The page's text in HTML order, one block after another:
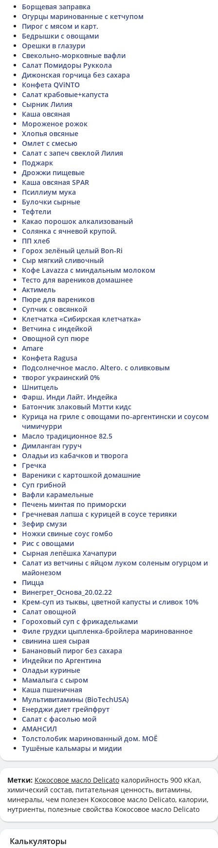
Борщевая заправка
Огурцы маринованные с кетчупом
Пирог с мясом и карт.
Бедрышки с овощами
Орешки в глазури
Свекольно-морковные вафли
Салат Помидоры Руккола
Дижонская горчица без сахара
Конфета QViNTO
Салат крабовые+капуста
Сырник Лилия
Каша овсяная
Мороженое рожок
Хлопья овсяные
Омлет с смесью
Салат с запеч свеклой Лилия
Поджарк
Дрожжи пищевые
Каша овсяная SPAR
Псиллиум мука
Булочки сырные
Тефтели
Какао порошок алкализованый
Солянка с ячневой крупой.
ПП хлеб
Горох зелёный целый Bon-Ri
Сыр мягкий сливочный
Кофе Lavazza с миндальным молоком
Тесто для вареников домашнее
Актимель
Пюре для вареников
Супчик с овсянкой
Клетчатка «Сибирская клетчатка»
Ветчина с индейкой
Овощной суп пюре
Amare
Конфета Ragusa
Подсолнечное масло. Altero. с оливковым
творог украинский 0%
Шнитцель
Фарш. Инди Лайт. Индейка
Батончик злаковый Мэтти кидс
Курица на гриле с овощами по-аргентински и соусом
чимичурри
Масло традиционное 82.5
Димланган гуруч
Оладьи из кабачков и творога
Гречка
Вареники с картошкой домашние
Суп грибной
Вафли карамельные
Печень минтая по приморски
Гречневая лапша с курицей в соусе терияки
Зефир смузи
Ножки свиные соус гомбо
Рис с овощами
Сырная лепёшка Хачапури
Салат из ветчины с яйцом луком соленым огурцом и
майонезом
Пицца
Винегрет_Основа_20.02.22
Крем-суп из тыквы, цветной капусты и сливок 10%
Салат овощной
Гороховый суп с фрикадельками
Филе грудки цыпленка-бройлера маринованное
свинина шея сырая
Банановый пирог без сахара
Индейки по Аргентина
Оладьи куриные
Мамалыга с сыром
Каша пшеничная
Мультивитамины (BioTechUSA)
Енерджи диет грейпфрут
Салат с фасолью мой
АМАНСИЛ
Толстолобик маринованный дом. МОЁ
Тушёные кальмары и мидии
Метки: Кокосовое масло Delicato калорийность 900 кКал,
химический состав, питательная ценность, витамины,
минералы, чем полезен Кокосовое масло Delicato, калории,
нутриенты, полезные свойства Кокосовое масло Delicato
Калькуляторы